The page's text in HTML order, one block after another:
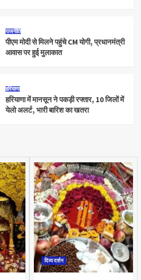
राजनीति
पीएम मोदी से मिलने पहुंचे CM योगी, प्रधानमंत्री
आवास पर हुई मुलाकात
हरियाणा
हरियाणा में मानसून ने पकड़ी रफ्तार, 10 जिलों में
येलो अलर्ट, भारी बारिश का खतरा
दिव्य दर्शन